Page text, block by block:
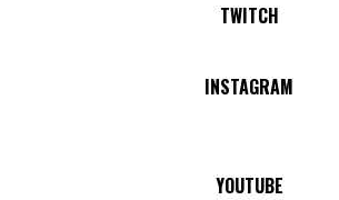
TWITCH
No Streams Online!
INSTAGRAM
YOUTUBE